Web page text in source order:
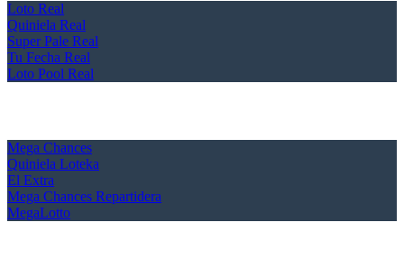
Loto Real
Quiniela Real
Super Pale Real
Tu Fecha Real
Loto Pool Real
Mega Chances
Quiniela Loteka
El Extra
Mega Chances Repartidera
MegaLotto